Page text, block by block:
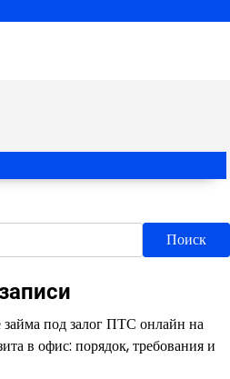
Поиск
под залог ПТС онлайн на
в офис: порядок, требования и